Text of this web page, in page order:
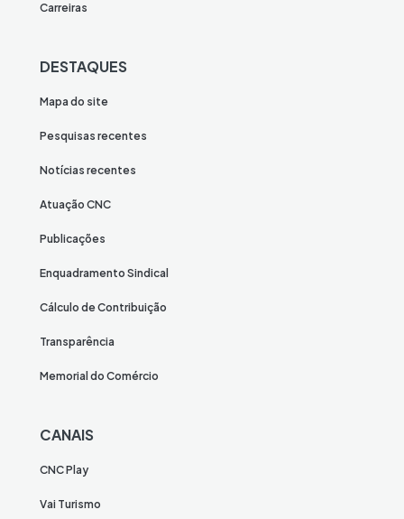
Carreiras
DESTAQUES
Mapa do site
Pesquisas recentes
Notícias recentes
Atuação CNC
Publicações
Enquadramento Sindical
Cálculo de Contribuição
Transparência
Memorial do Comércio
CANAIS
CNC Play
Vai Turismo